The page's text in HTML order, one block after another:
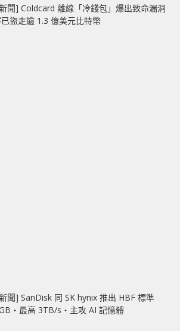
聞] Coldcard 離線「冷錢包」爆出致命漏洞
盜走逾 1.3 億美元比特幣
聞] SanDisk 同 SK hynix 推出 HBF 標準
最高 3TB/s‧主攻 AI 記憶體